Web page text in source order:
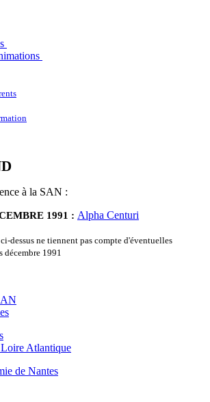
à la SAN :
1991 : Alpha Centuri
dessus ne tiennent pas compte d'éventuelles
décembre 1991
Atlantique
de Nantes